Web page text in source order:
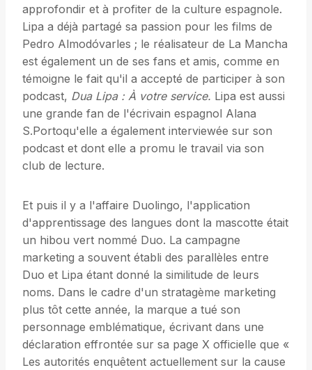
approfondir et à profiter de la culture espagnole.
Lipa a déjà partagé sa passion pour les films de
Pedro Almodóvarles ; le réalisateur de La Mancha
est également un de ses fans et amis, comme en
témoigne le fait qu'il a accepté de participer à son
podcast, Dua Lipa : À votre service. Lipa est aussi
une grande fan de l'écrivain espagnol Alana
S.Portoqu'elle a également interviewée sur son
podcast et dont elle a promu le travail via son
club de lecture.
Et puis il y a l'affaire Duolingo, l'application
d'apprentissage des langues dont la mascotte était
un hibou vert nommé Duo. La campagne
marketing a souvent établi des parallèles entre
Duo et Lipa étant donné la similitude de leurs
noms. Dans le cadre d'un stratagème marketing
plus tôt cette année, la marque a tué son
personnage emblématique, écrivant dans une
déclaration effrontée sur sa page X officielle que «
Les autorités enquêtent actuellement sur la cause